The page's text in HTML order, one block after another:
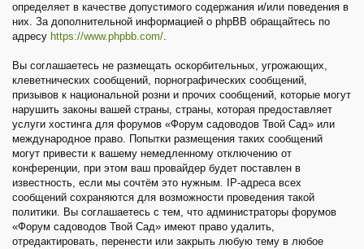
определяет в качестве допустимого содержания и/или поведения в
них. За дополнительной информацией о phpBB обращайтесь по
адресу https://www.phpbb.com/.
Вы соглашаетесь не размещать оскорбительных, угрожающих,
клеветнических сообщений, порнографических сообщений,
призывов к национальной розни и прочих сообщений, которые могут
нарушить законы вашей страны, страны, которая предоставляет
услуги хостинга для форумов «Форум садоводов Твой Сад» или
международное право. Попытки размещения таких сообщений
могут привести к вашему немедленному отключению от
конференции, при этом ваш провайдер будет поставлен в
известность, если мы сочтём это нужным. IP-адреса всех
сообщений сохраняются для возможности проведения такой
политики. Вы соглашаетесь с тем, что администраторы форумов
«Форум садоводов Твой Сад» имеют право удалить,
отредактировать, перенести или закрыть любую тему в любое